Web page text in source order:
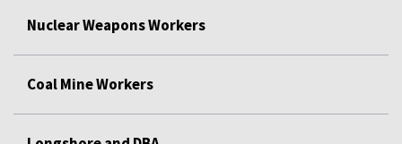
Nuclear Weapons Workers
Coal Mine Workers